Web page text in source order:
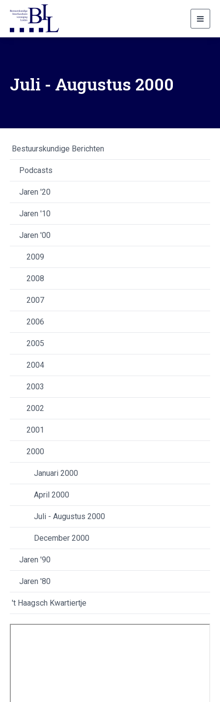
Juli - Augustus 2000
Bestuurskundige Berichten
Podcasts
Jaren '20
Jaren '10
Jaren '00
2009
2008
2007
2006
2005
2004
2003
2002
2001
2000
Januari 2000
April 2000
Juli - Augustus 2000
December 2000
Jaren '90
Jaren '80
't Haagsch Kwartiertje